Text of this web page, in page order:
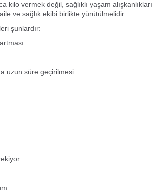
kilo vermek değil, sağlıklı yaşam alışkanlıkları
ve sağlık ekibi birlikte yürütülmelidir.
şunlardır:
uzun süre geçirilmesi